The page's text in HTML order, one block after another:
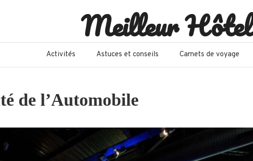
Meilleur Hôtel
Activités Astuces et conseils Carnets de voyage
de l’Automobile